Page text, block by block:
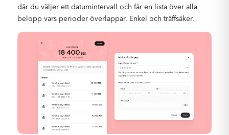
där du väljer ett datumintervall och får en lista över alla
belopp vars perioder överlappar. Enkel och träffsäker.